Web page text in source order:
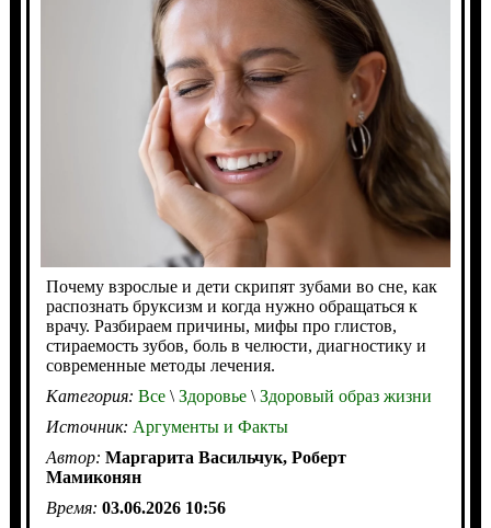
Почему взрослые и дети скрипят зубами во сне, как
распознать бруксизм и когда нужно обращаться к
врачу. Разбираем причины, мифы про глистов,
стираемость зубов, боль в челюсти, диагностику и
современные методы лечения.
Категория: Все\Здоровье\Здоровый образ жизни
Источник: Аргументы и Факты
Автор: Маргарита Васильчук, Роберт
Мамиконян
Время: 03.06.2026 10:56